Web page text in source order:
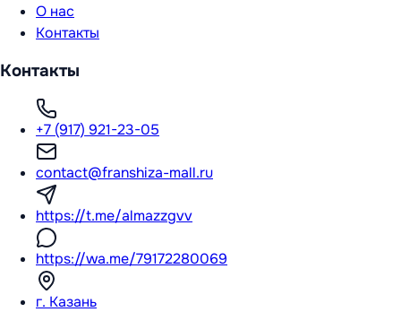
О нас
Контакты
Контакты
+7 (917) 921-23-05
contact@franshiza-mall.ru
https://t.me/almazzgvv
https://wa.me/79172280069
г. Казань